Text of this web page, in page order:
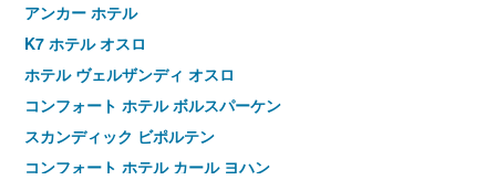
アンカー ホテル
K7 ホテル オスロ
ホテル ヴェルザンディ オスロ
コンフォート ホテル ボルスパーケン
スカンディック ビポルテン
コンフォート ホテル カール ヨハン